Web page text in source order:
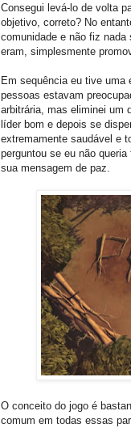
Consegui levá-lo de volta
objetivo, correto? No
comunidade e não fiz
eram, simplesmente
Em sequência eu tive uma
pessoas estavam
arbitrária, mas eliminei um
líder bom e depois se
extremamente saudável e
perguntou se eu não
sua mensagem de paz.
O conceito do jogo é
comum em todas essas